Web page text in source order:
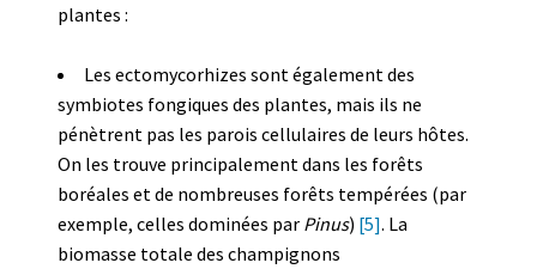
plantes :
Les ectomycorhizes sont également des
symbiotes fongiques des plantes, mais ils ne
pénètrent pas les parois cellulaires de leurs hôtes.
On les trouve principalement dans les forêts
boréales et de nombreuses forêts tempérées (par
exemple, celles dominées par Pinus) [5]. La
biomasse totale des champignons